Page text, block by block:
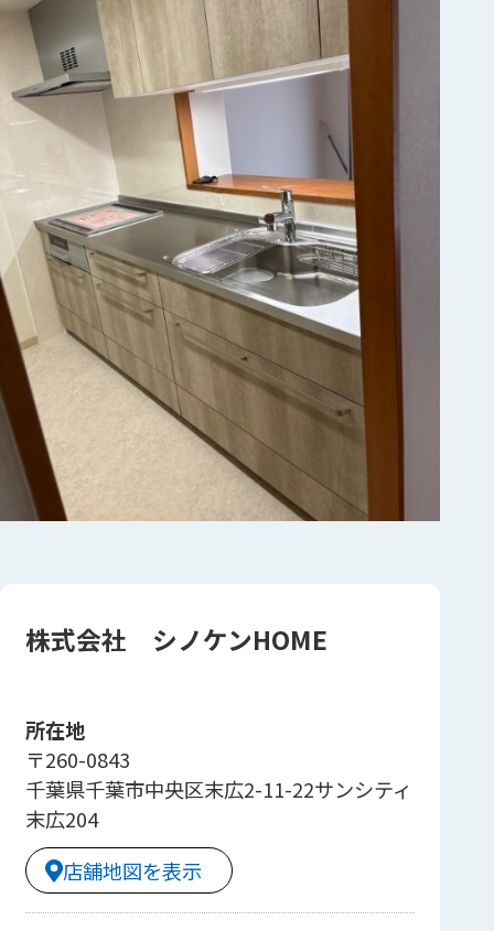
株式会社 シノケンHOME
所在地
〒260-0843
千葉県千葉市中央区末広2-11-22サンシティ
末広204
店舗地図を表示